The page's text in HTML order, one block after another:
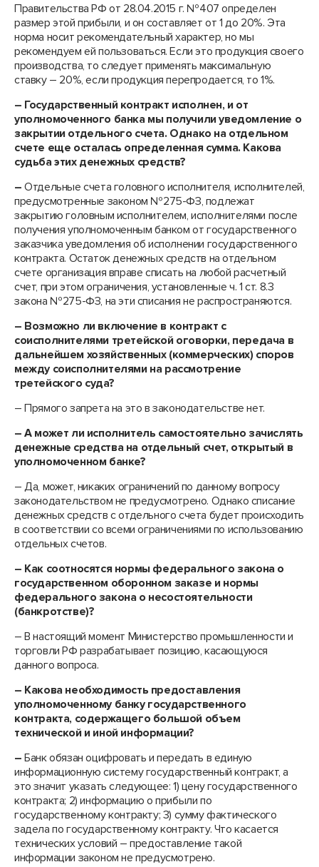
Правительства РФ от 28.04.2015 г. №407 определен
размер этой прибыли, и он составляет от 1 до 20%. Эта
норма носит рекомендательный характер, но мы
рекомендуем ей пользоваться. Если это продукция своего
производства, то следует применять максимальную
ставку – 20%, если продукция перепродается, то 1%.
– Государственный контракт исполнен, и от
уполномоченного банка мы получили уведомление о
закрытии отдельного счета. Однако на отдельном
счете еще осталась определенная сумма. Какова
судьба этих денежных средств?
–Отдельные счета головного исполнителя, исполнителей,
предусмотренные законом №275-ФЗ, подлежат
закрытию головным исполнителем, исполнителями после
получения уполномоченным банком от государственного
заказчика уведомления об исполнении государственного
контракта. Остаток денежных средств на отдельном
счете организация вправе списать на любой расчетный
счет, при этом ограничения, установленные ч. 1 ст. 8.3
закона №275-ФЗ, на эти списания не распространяются.
– Возможно ли включение в контракт с
соисполнителями третейской оговорки, передача в
дальнейшем хозяйственных (коммерческих) споров
между соисполнителями на рассмотрение
третейского суда?
– Прямого запрета на это в законодательстве нет.
– А может ли исполнитель самостоятельно зачислять
денежные средства на отдельный счет, открытый в
уполномоченном банке?
– Да, может, никаких ограничений по данному вопросу
законодательством не предусмотрено. Однако списание
денежных средств с отдельного счета будет происходить
в соответствии со всеми ограничениями по использованию
отдельных счетов.
– Как соотносятся нормы федерального закона о
государственном оборонном заказе и нормы
федерального закона о несостоятельности
(банкротстве)?
– В настоящий момент Министерство промышленности и
торговли РФ разрабатывает позицию, касающуюся
данного вопроса.
– Какова необходимость предоставления
уполномоченному банку государственного
контракта, содержащего большой объем
технической и иной информации?
–Банк обязан оцифровать и передать в единую
информационную систему государственный контракт, а
это значит указать следующее: 1) цену государственного
контракта; 2) информацию о прибыли по
государственному контракту; 3) сумму фактического
задела по государственному контракту. Что касается
технических условий – предоставление такой
информации законом не предусмотрено.